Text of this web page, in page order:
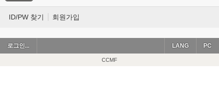
ID/PW 찾기 회원가입
로그인... PC
LANG
CCMF